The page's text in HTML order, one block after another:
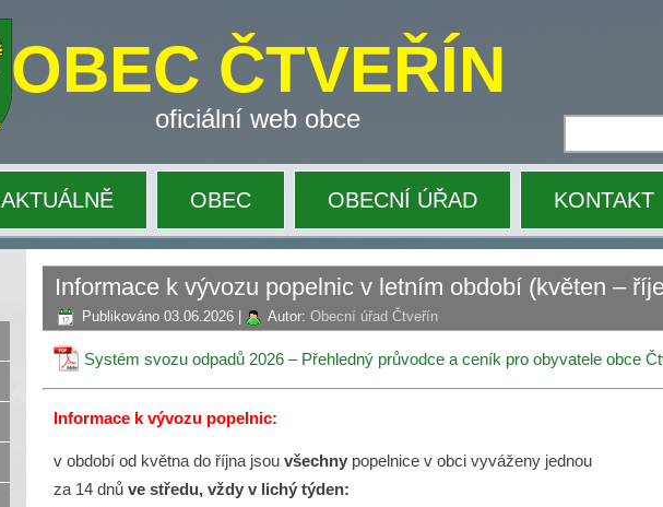
OBEC ČTVEŘÍN
oficiální web obce
AKTUÁLNĚ OBEC OBECNÍ ÚŘAD KONTAKT
Informace k vývozu popelnic v letním období (květen –
Publikováno 03.06.2026 Autor: Obecní úřad Čtveřín
Systém svozu odpadů 2026 – Přehledný průvodce a ceník pro obyvatele obce
Informace k vývozu popelnic:
v období od května do října jsou všechny popelnice v obci vyváženy jednou
za 14 dnů ve středu, vždy v lichý týden: